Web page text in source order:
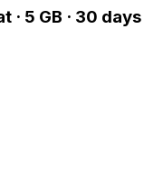
· 5 GB · 30 days